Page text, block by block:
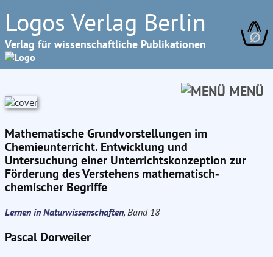
Logos Verlag Berlin
Verlag für wissenschaftliche Publikationen ∅
MENÜ
Mathematische Grundvorstellungen im
Chemieunterricht. Entwicklung und
Untersuchung einer Unterrichtskonzeption zur
Förderung des Verstehens mathematisch‐
chemischer Begriffe
Lernen in Naturwissenschaften, Band 18
Pascal Dorweiler